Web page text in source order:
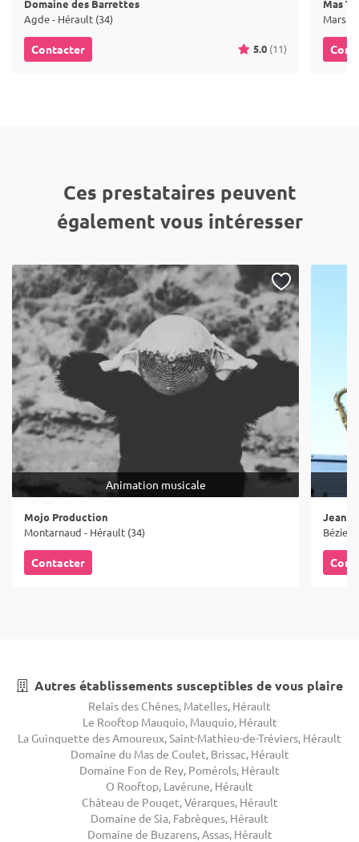
Domaine des Barrettes
Agde - Hérault (34)
Contacter 5.0 (11)
Mas
Ces prestataires peuvent
également vous intéresser
Animation musicale
Mojo Production
Montarnaud - Hérault (34)
Contacter
Jean-
Autres établissements susceptibles de vous plaire
Relais des Chênes, Matelles, Hérault
Le Rooftop Mauguio, Mauguio, Hérault
La Guinguette des Amoureux, Saint-Mathieu-de-Tréviers, Hérault
Domaine du Mas de Coulet, Brissac, Hérault
Domaine Fon de Rey, Pomérols, Hérault
O Rooftop, Lavérune, Hérault
Château de Pouget, Vérargues, Hérault
Domaine de Sia, Fabrègues, Hérault
Domaine de Buzarens, Assas, Hérault